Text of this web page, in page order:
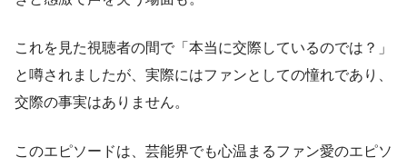
これを見た視聴者の間で「本当に交際しているのでは？」
と噂されましたが、実際にはファンとしての憧れであり、
交際の事実はありません。
このエピソードは、芸能界でも心温まるファン愛のエピソ